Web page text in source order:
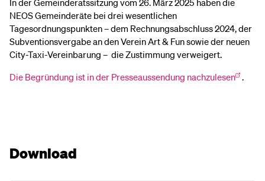
In der Gemeinderatssitzung vom 26. März 2025 haben die
NEOS Gemeinderäte bei drei wesentlichen
Tagesordnungspunkten – dem Rechnungsabschluss 2024, der
Subventionsvergabe an den Verein Art & Fun sowie der neuen
City-Taxi-Vereinbarung – die Zustimmung verweigert.
Die Begründung ist in der Presseaussendung nachzulesen .
Download